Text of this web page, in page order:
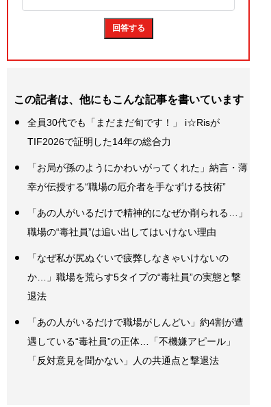
この記者は、他にもこんな記事を書いています
全員30代でも「まだまだ旬です！」 i☆Risが
TIF2026で証明した14年の総合力
「お局が孫のようにかわいがってくれた」納言・薄
幸が伝授する“職場の厄介者を手なずける技術”
「あの人がいるだけで精神的になぜか削られる…」
職場の“毒社員”は追い出してはいけない理由
「なぜ私が尻ぬぐいで疲弊しなきゃいけないの
か…」職場を荒らす5タイプの“毒社員”の実態と撃
退法
「あの人がいるだけで職場がしんどい」約4割が遭
遇している“毒社員”の正体…「不機嫌アピール」
「反対意見を聞かない」人の共通点と撃退法